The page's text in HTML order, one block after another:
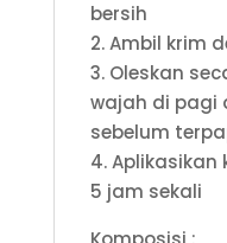
bersih
2. Ambil krim
3. Oleskan
wajah di pagi
sebelum
4.
5 jam sekali